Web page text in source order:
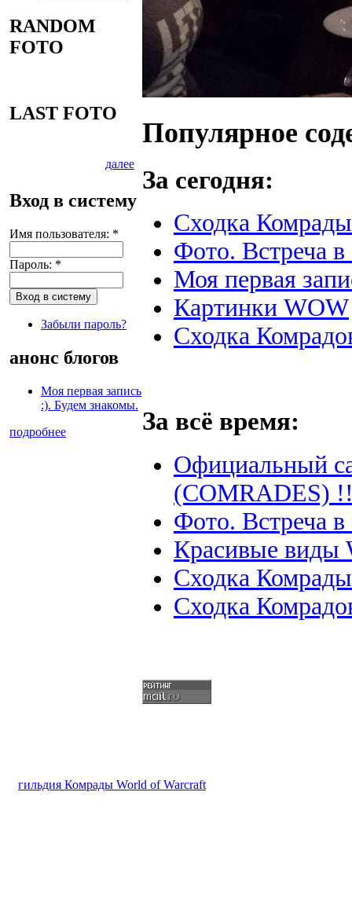
RANDOM
FOTO
LAST FOTO
далее
Вход в систему
Имя пользователя: *
Пароль: *
Забыли пароль?
анонс блогов
Моя первая запись
:). Будем знакомы.
подробнее
Популярное
За сегодня:
Сходка
Фото. Встреча
Моя первая
Картинки WOW
Сходка
За всё время:
Официальный
(COMRADES)
Фото. Встреча
Красивые виды
Сходка
Сходка
гильдия Комрады World of Warcraft